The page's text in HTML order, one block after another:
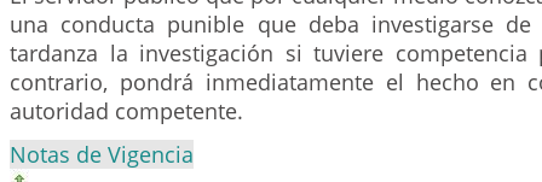
una conducta punible que deba investigarse
tardanza la investigación si tuviere
contrario, pondrá inmediatamente el hecho en
autoridad competente.
Notas de Vigencia